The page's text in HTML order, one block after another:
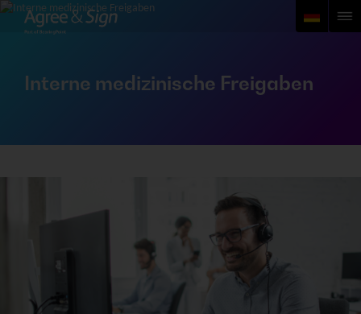
Interne medizinische Freigaben